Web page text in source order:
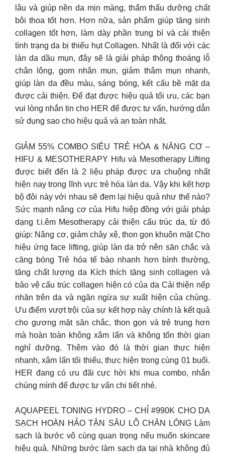
lâu và giúp nền da mịn màng, thẩm thấu dưỡng chất
bôi thoa tốt hơn. Hơn nữa, sản phẩm giúp tăng sinh
collagen tốt hơn, làm dày phần trung bì và cải thiện
tình trạng da bị thiếu hụt Collagen. Nhất là đối với các
làn da dầu mụn, đây sẽ là giải pháp thông thoáng lỗ
chân lông, gom nhân mụn, giảm thâm mụn nhanh,
giúp làn da đều màu, sáng bóng, kết cấu bề mặt da
được cải thiện. Để đạt được hiệu quả tối ưu, các bạn
vui lòng nhắn tin cho HER để được tư vấn, hướng dẫn
sử dụng sao cho hiệu quả và an toàn nhất.
GIẢM 55% COMBO SIÊU TRẺ HÓA & NÂNG CƠ –
HIFU & MESOTHERAPY Hifu và Mesotherapy Lifting
được biết đến là 2 liệu pháp được ưa chuộng nhất
hiện nay trong lĩnh vực trẻ hóa làn da. Vậy khi kết hợp
bộ đôi này với nhau sẽ đem lại hiệu quả như thế nào?
Sức mạnh nâng cơ của Hifu hiệp đồng với giải pháp
dạng t.i.êm Mesotherapy cải thiện cấu trúc da, từ đó
giúp: Nâng cơ, giảm chảy xệ, thon gọn khuôn mặt Cho
hiệu ứng face lifting, giúp làn da trở nên săn chắc và
căng bóng Trẻ hóa tế bào nhanh hơn bình thường,
tăng chất lượng da Kích thích tăng sinh collagen và
bảo vệ cấu trúc collagen hiện có của da Cải thiện nếp
nhăn trên da và ngăn ngừa sự xuất hiện của chúng.
Ưu điểm vượt trội của sự kết hợp này chính là kết quả
cho gương mặt săn chắc, thon gọn và trẻ trung hơn
mà hoàn toàn không xâm lấn và không tốn thời gian
nghỉ dưỡng. ​Thêm vào đó là thời gian thực hiện
nhanh, xâm lấn tối thiểu, thực hiện trong cùng 01 buổi.
HER đang có ưu đãi cực hời khi mua combo, nhắn
chúng mình để được tư vấn chi tiết nhé.
AQUAPEEL TONING HYDRO – CHỈ #990K CHO DA
SẠCH HOÀN HẢO TẬN SÂU LỖ CHÂN LÔNG Làm
sạch là bước vô cùng quan trọng nếu muốn skincare
hiệu quả. Những bước làm sạch da tại nhà không đủ